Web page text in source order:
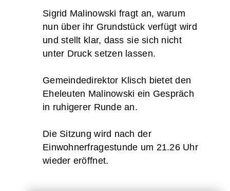
Sigrid Malinowski fragt an, warum
nun über ihr Grundstück verfügt wird
und stellt klar, dass sie sich nicht
unter Druck setzen lassen.
Gemeindedirektor Klisch bietet den
Eheleuten Malinowski ein Gespräch
in ruhigerer Runde an.
Die Sitzung wird nach der
Einwohnerfragestunde um 21.26 Uhr
wieder eröffnet.